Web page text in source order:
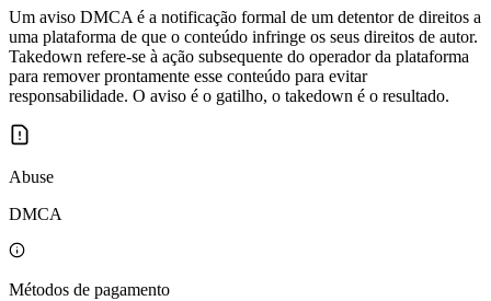
Um aviso DMCA é a notificação formal de um detentor de direitos a
uma plataforma de que o conteúdo infringe os seus direitos de autor.
Takedown refere-se à ação subsequente do operador da plataforma
para remover prontamente esse conteúdo para evitar
responsabilidade. O aviso é o gatilho, o takedown é o resultado.
Abuse
DMCA
Métodos de pagamento